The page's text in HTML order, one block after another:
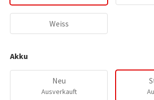
Weiss
Akku
Neu
Ausverkauft